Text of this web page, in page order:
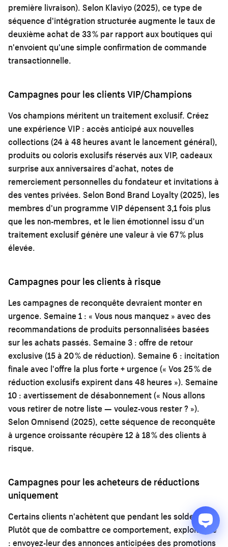
première livraison). Selon Klaviyo (2025), ce type de
séquence d'intégration structurée augmente le taux de
deuxième achat de 33 % par rapport aux boutiques qui
n'envoient qu'une simple confirmation de commande
transactionnelle.
Campagnes pour les clients VIP/Champions
Vos champions méritent un traitement exclusif. Créez
une expérience VIP : accès anticipé aux nouvelles
collections (24 à 48 heures avant le lancement général),
produits ou coloris exclusifs réservés aux VIP, cadeaux
surprise aux anniversaires d'achat, notes de
remerciement personnelles du fondateur et invitations à
des ventes privées. Selon Bond Brand Loyalty (2025), les
membres d'un programme VIP dépensent 3,1 fois plus
que les non-membres, et le lien émotionnel issu d'un
traitement exclusif génère une valeur à vie 67 % plus
élevée.
Campagnes pour les clients à risque
Les campagnes de reconquête devraient monter en
urgence. Semaine 1 : « Vous nous manquez » avec des
recommandations de produits personnalisées basées
sur les achats passés. Semaine 3 : offre de retour
exclusive (15 à 20 % de réduction). Semaine 6 : incitation
finale avec l'offre la plus forte + urgence (« Vos 25 % de
réduction exclusifs expirent dans 48 heures »). Semaine
10 : avertissement de désabonnement (« Nous allons
vous retirer de notre liste — voulez-vous rester ? »).
Selon Omnisend (2025), cette séquence de reconquête
à urgence croissante récupère 12 à 18 % des clients à
risque.
Campagnes pour les acheteurs de réductions
uniquement
Certains clients n'achètent que pendant les soldes.
Plutôt que de combattre ce comportement, exploitez-le
: envoyez-leur des annonces anticipées des promotions